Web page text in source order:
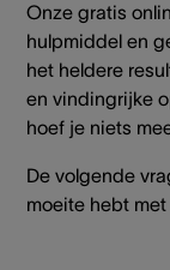
Onze gratis
hulpmiddel en
het heldere
en vindingrijke
hoef je niets
De volgende
moeite hebt met